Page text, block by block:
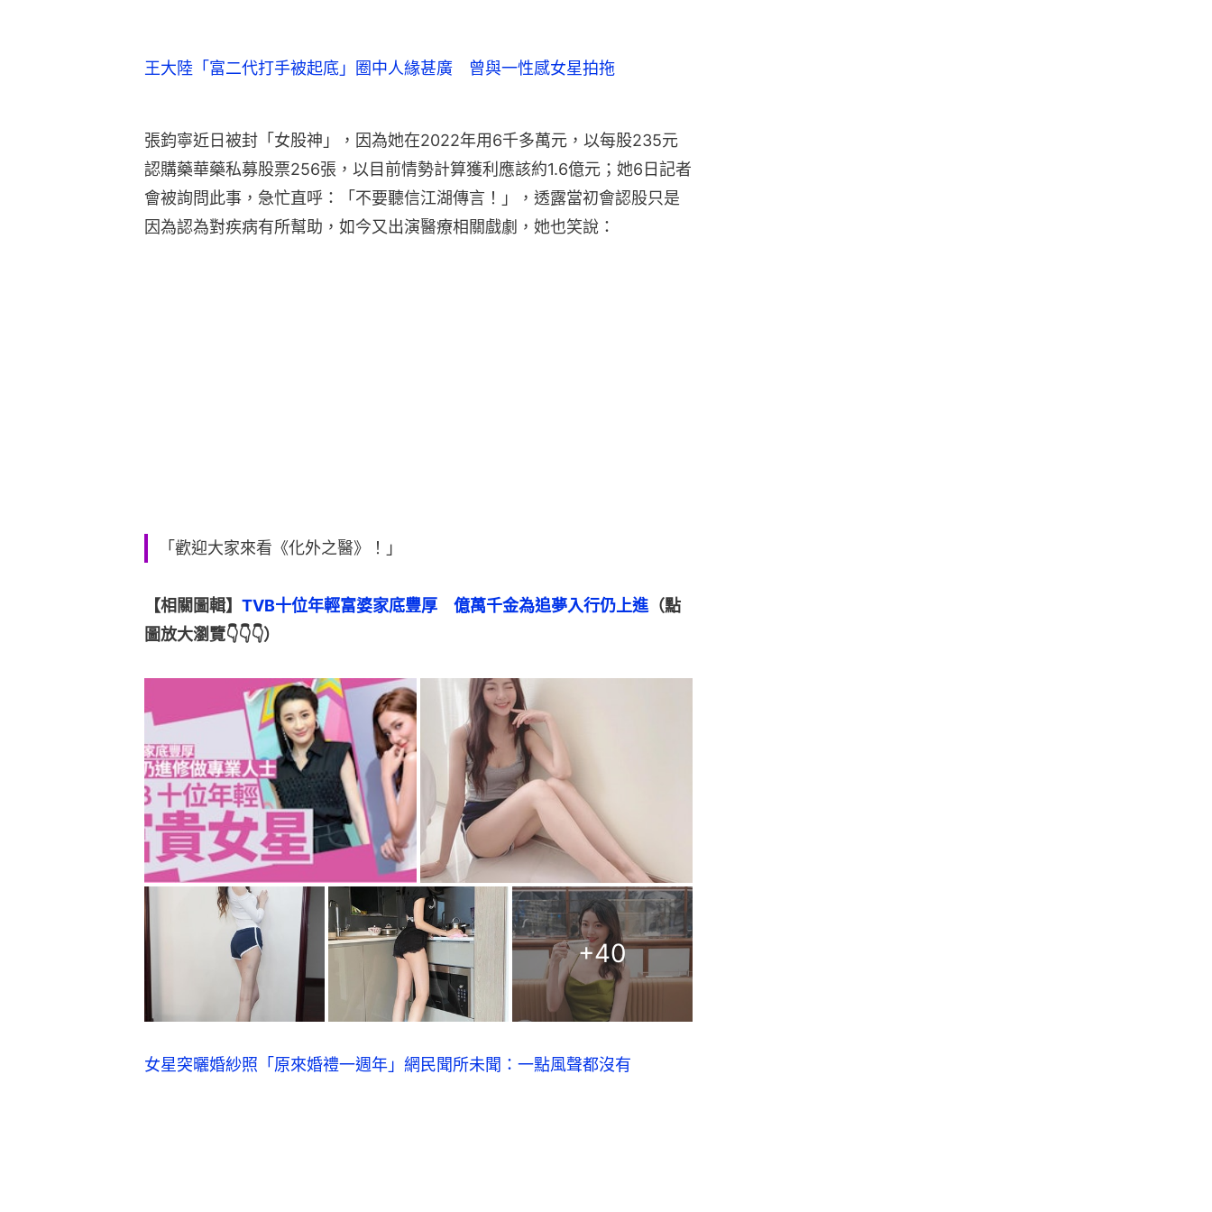
王大陸「富二代打手被起底」圈中人緣甚廣 曾與一性感女星拍拖
張鈞寧近日被封「女股神」，因為她在2022年用6千多萬元，以每股235元
認購藥華藥私募股票256張，以目前情勢計算獲利應該約1.6億元；她6日記者
會被詢問此事，急忙直呼：「不要聽信江湖傳言！」，透露當初會認股只是
因為認為對疾病有所幫助，如今又出演醫療相關戲劇，她也笑說：
「歡迎大家來看《化外之醫》！」
【相關圖輯】 TVB十位年輕富婆家底豐厚　億萬千金為追夢入行仍上進 （點
圖放大瀏覽👇👇👇）
+40
女星突曬婚紗照「原來婚禮一週年」網民聞所未聞：一點風聲都沒有